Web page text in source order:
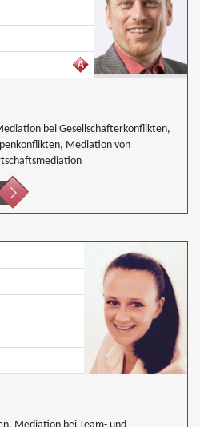
bei Gesellschafterkonflikten,
Mediation von